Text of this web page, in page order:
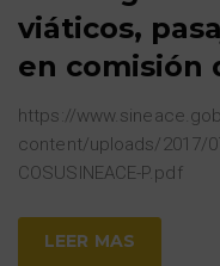
viáticos,
en comisión
https://
content/uploads/2017/
COSUSINEACE-P.pdf
LEER MAS